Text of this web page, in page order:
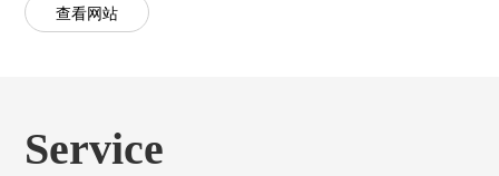
查看网站
Service